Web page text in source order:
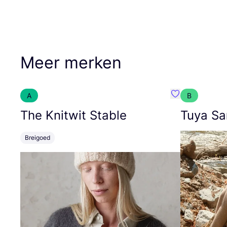
Meer merken
A
The Knitwit Stable
Breigoed
Favoriete
B
Tuya